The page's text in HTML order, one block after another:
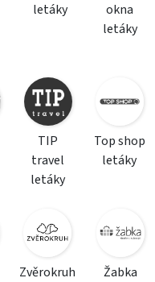
letáky
okna
letáky
TIP
travel
letáky
Top shop
letáky
Zvěrokruh
Žabka